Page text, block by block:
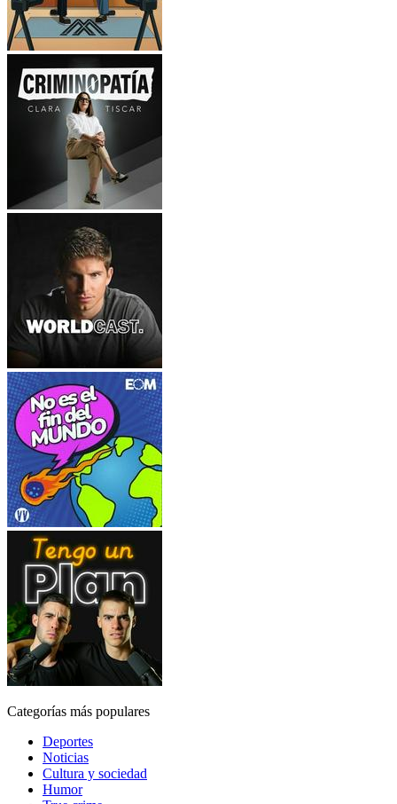
Categorías más populares
Deportes
Noticias
Cultura y sociedad
Humor